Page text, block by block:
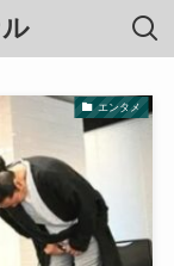
エンタメ